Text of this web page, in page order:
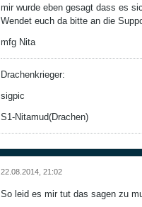
mir wurde eben gesagt dass es
Wendet euch da bitte an die
mfg Nita
Drachenkrieger:
sigpic
S1-Nitamud(Drachen)
22.08.2014, 21:02
So leid es mir tut das sagen zu